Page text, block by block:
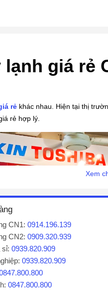
giá rẻ
rẻ khác nhau. Hiện tại thị
rẻ hợp lý.
Xem
CN1: 0914.196.139
CN2: 0909.320.939
sỉ: 0939.820.909
0939.820.909
0847.800.800